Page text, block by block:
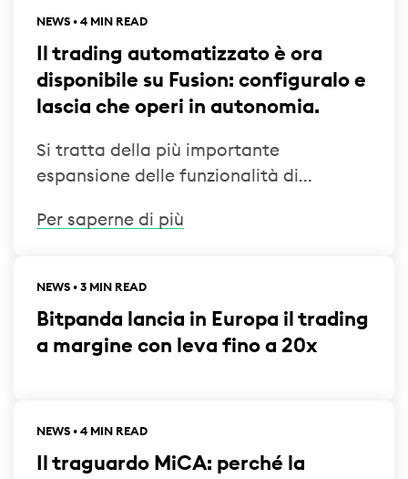
NEWS • 4 MIN READ
Il trading automatizzato è ora
disponibile su Fusion: configuralo e
lascia che operi in autonomia.
Si tratta della più importante
espansione delle funzionalità di...
Per saperne di più
NEWS • 3 MIN READ
Bitpanda lancia in Europa il trading
a margine con leva fino a 20x
NEWS • 4 MIN READ
Il traguardo MiCA: perché la